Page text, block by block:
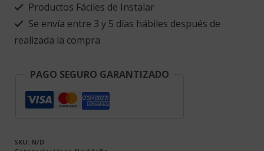
de
deseos.
cantidad
Productos Fáciles de Instalar
Se envía entre 3 y 5 días hábiles después de
realizada la compra
PAGO SEGURO GARANTIZADO
SKU: N/D